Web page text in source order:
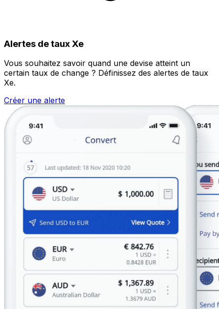
Alertes de taux Xe
Vous souhaitez savoir quand une devise atteint un
certain taux de change ? Définissez des alertes de taux
Xe.
Créer une alerte